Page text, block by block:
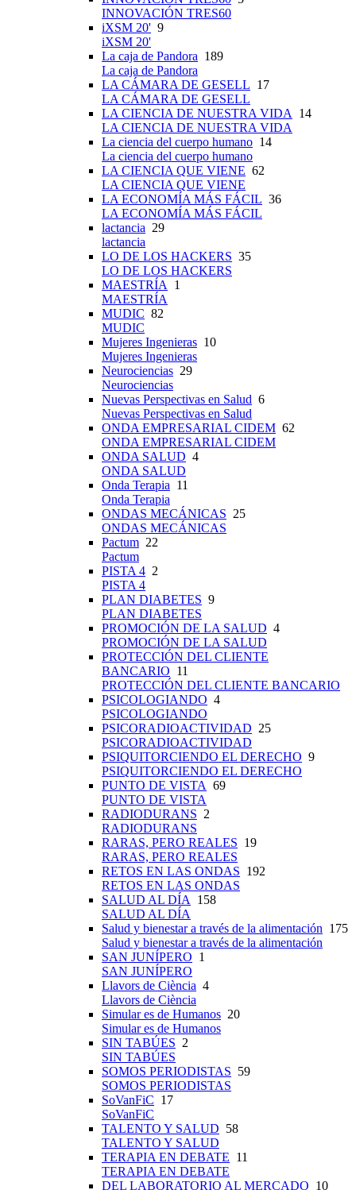
INNOVACIÓN TRES60
iXSM 20' 9
iXSM 20'
La caja de Pandora 189
La caja de Pandora
LA CÁMARA DE GESELL 17
LA CÁMARA DE GESELL
LA CIENCIA DE NUESTRA VIDA
14
LA CIENCIA DE NUESTRA VIDA
La ciencia del cuerpo humano 14
La ciencia del cuerpo humano
LA CIENCIA QUE VIENE 62
LA CIENCIA QUE VIENE
LA ECONOMÍA MÁS FÁCIL 36
LA ECONOMÍA MÁS FÁCIL
lactancia 29
lactancia
LO DE LOS HACKERS 35
LO DE LOS HACKERS
MAESTRÍA
1
MAESTRÍA
MUDIC 82
MUDIC
Mujeres Ingenieras 10
Mujeres Ingenieras
Neurociencias 29
Neurociencias
Nuevas Perspectivas en Salud 6
Nuevas Perspectivas en Salud
ONDA EMPRESARIAL CIDEM 62
ONDA EMPRESARIAL CIDEM
ONDA SALUD 4
ONDA SALUD
Onda Terapia 11
Onda Terapia
ONDAS MECÁNICAS 25
ONDAS MECÁNICAS
Pactum 22
Pactum
PISTA 4 2
PISTA 4
PLAN DIABETES 9
PLAN DIABETES
PROMOCIÓN DE LA SALUD 4
PROMOCIÓN DE LA SALUD
PROTECCIÓN DEL CLIENTE
BANCARIO 11
PROTECCIÓN DEL CLIENTE BANCARIO
PSICOLOGIANDO 4
PSICOLOGIANDO
PSICORADIOACTIVIDAD 25
PSICORADIOACTIVIDAD
PSIQUITORCIENDO EL DERECHO 9
PSIQUITORCIENDO EL DERECHO
PUNTO DE VISTA 69
PUNTO DE VISTA
RADIODURANS 2
RADIODURANS
RARAS, PERO REALES 19
RARAS, PERO REALES
RETOS EN LAS ONDAS 192
RETOS EN LAS ONDAS
SALUD AL DÍA
158
SALUD AL DÍA
Salud y bienestar a través de la alimentación 175
Salud y bienestar a través de la alimentación
SAN JUNÍPERO 1
SAN JUNÍPERO
Llavors de Ciència 4
Llavors de Ciència
Simular es de Humanos 20
Simular es de Humanos
SIN TABÚES 2
SIN TABÚES
SOMOS PERIODISTAS 59
SOMOS PERIODISTAS
SoVanFiC 17
SoVanFiC
TALENTO Y SALUD 58
TALENTO Y SALUD
TERAPIA EN DEBATE 11
TERAPIA EN DEBATE
DEL LABORATORIO AL MERCADO 10